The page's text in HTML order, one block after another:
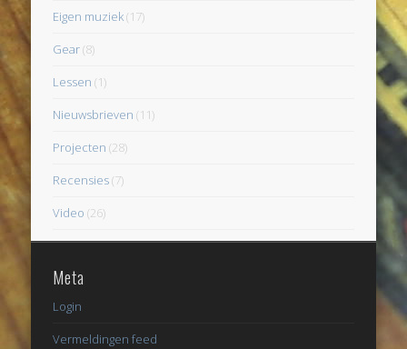
Eigen muziek(17)
Gear(8)
Lessen (1)
Nieuwsbrieven (11)
Projecten (28)
Recensies(7)
Video (26)
Meta
Login
Vermeldingen feed